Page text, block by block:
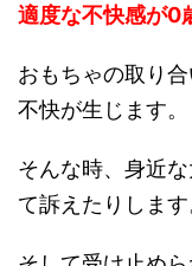
適度な不快感が0
おもちゃの取り
不快が生じます。
そんな時、身近
て訴えたりします